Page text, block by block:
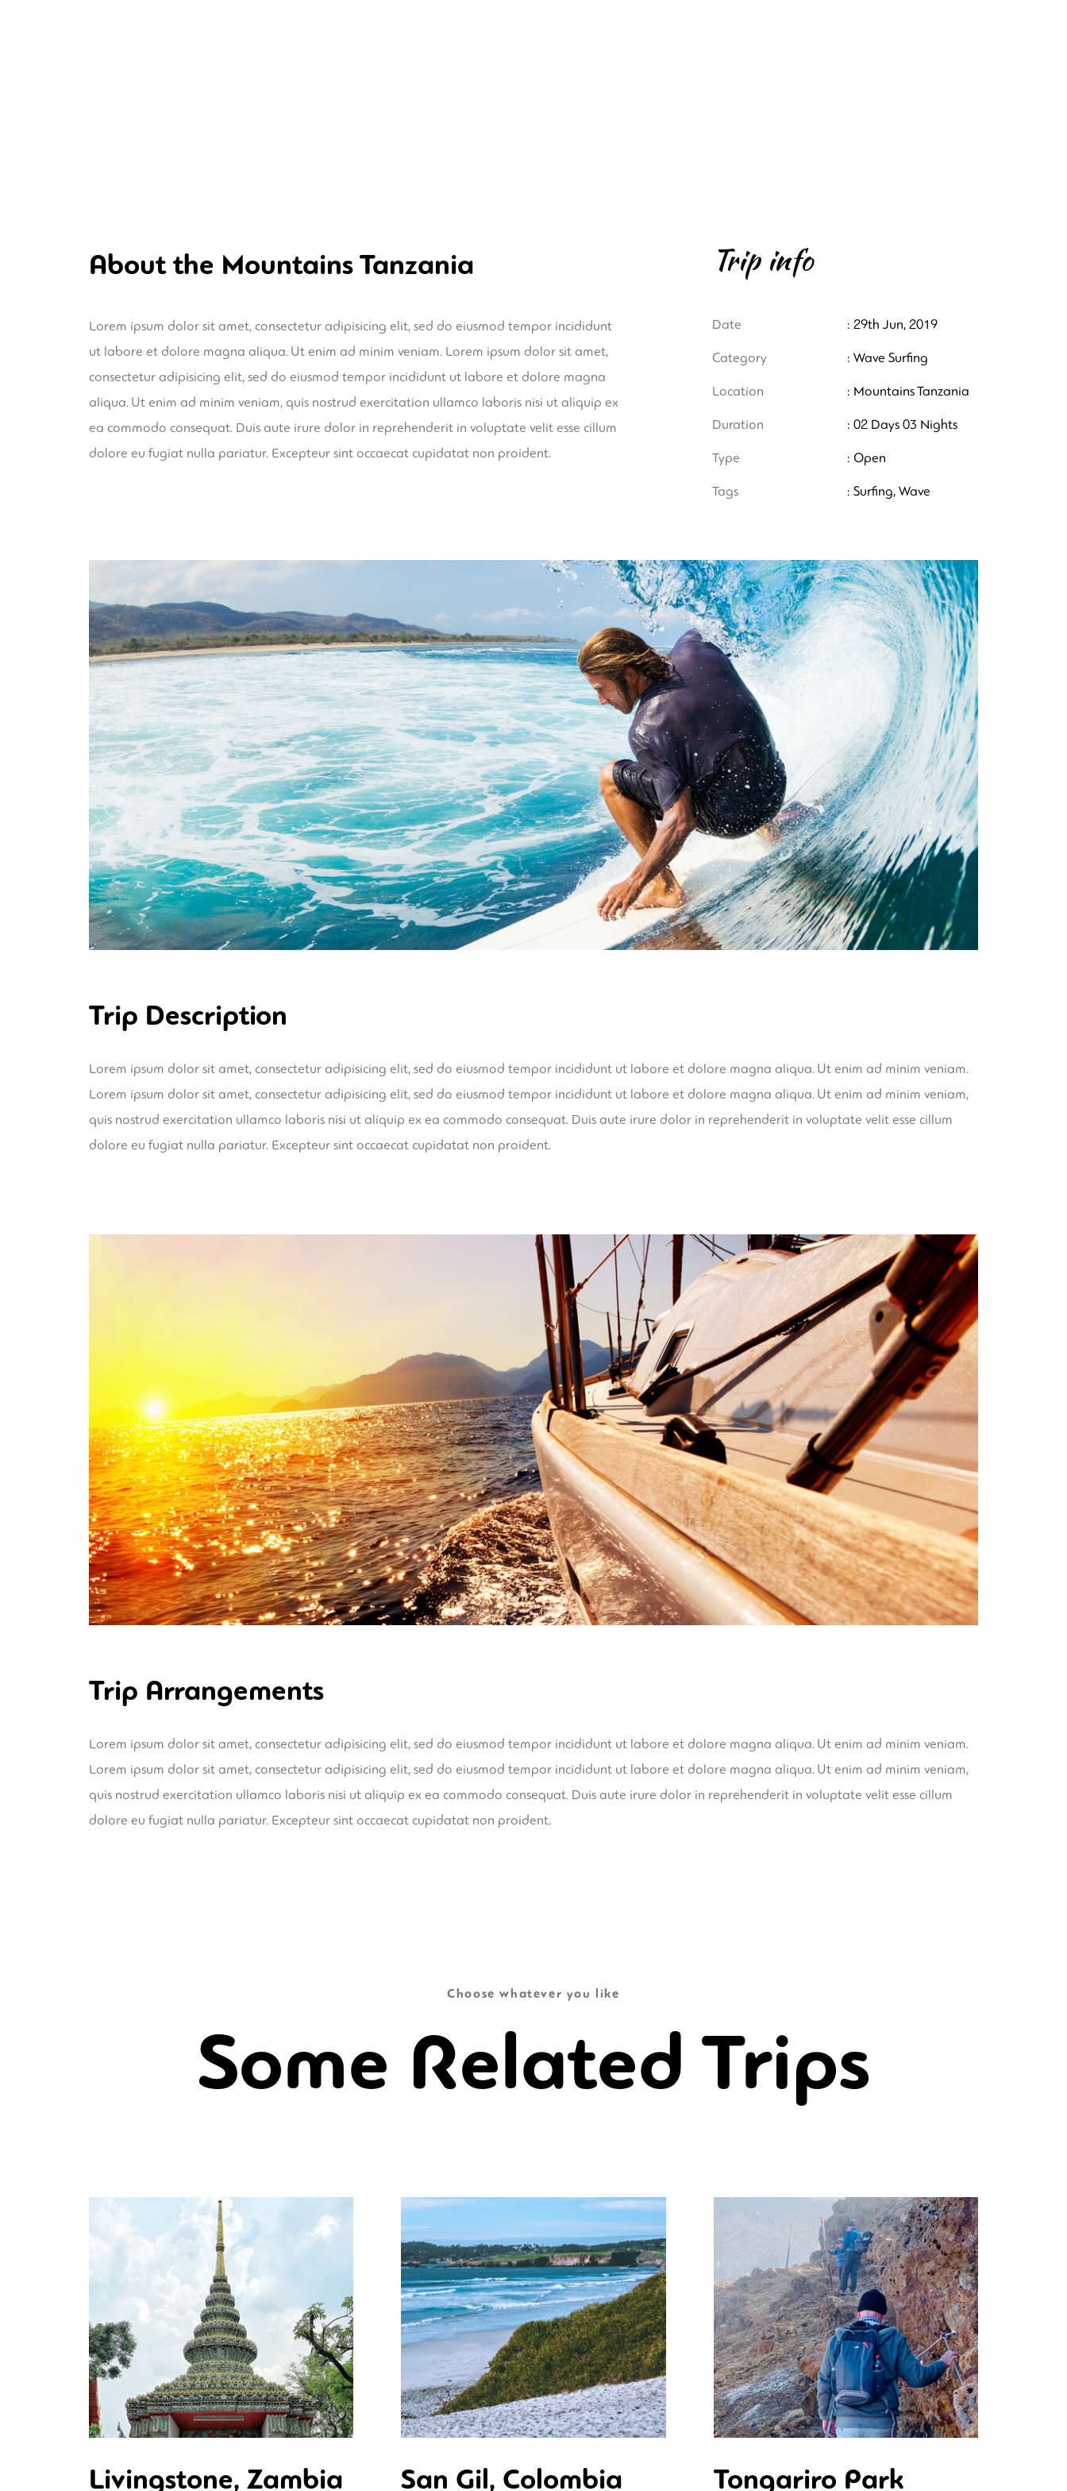
About the Mountains Tanzania
Lorem ipsum dolor sit amet, consectetur adipisicing elit, sed do eiusmod tempor incididunt
ut labore et dolore magna aliqua. Ut enim ad minim veniam. Lorem ipsum dolor sit amet,
consectetur adipisicing elit, sed do eiusmod tempor incididunt ut labore et dolore magna
aliqua. Ut enim ad minim veniam, quis nostrud exercitation ullamco laboris nisi ut aliquip ex
ea commodo consequat. Duis aute irure dolor in reprehenderit in voluptate velit esse cillum
dolore eu fugiat nulla pariatur. Excepteur sint occaecat cupidatat non proident.
Trip info
Date
: 29th Jun, 2019
Category
: Wave Surfing
Location
: Mountains Tanzania
Duration
: 02 Days 03 Nights
Type
: Open
Tags
: Surfing, Wave
Trip Description
Lorem ipsum dolor sit amet, consectetur adipisicing elit, sed do eiusmod tempor incididunt ut labore et dolore magna aliqua. Ut enim ad minim veniam.
Lorem ipsum dolor sit amet, consectetur adipisicing elit, sed do eiusmod tempor incididunt ut labore et dolore magna aliqua. Ut enim ad minim veniam,
quis nostrud exercitation ullamco laboris nisi ut aliquip ex ea commodo consequat. Duis aute irure dolor in reprehenderit in voluptate velit esse cillum
dolore eu fugiat nulla pariatur. Excepteur sint occaecat cupidatat non proident.
Trip Arrangements
Lorem ipsum dolor sit amet, consectetur adipisicing elit, sed do eiusmod tempor incididunt ut labore et dolore magna aliqua. Ut enim ad minim veniam.
Lorem ipsum dolor sit amet, consectetur adipisicing elit, sed do eiusmod tempor incididunt ut labore et dolore magna aliqua. Ut enim ad minim veniam,
quis nostrud exercitation ullamco laboris nisi ut aliquip ex ea commodo consequat. Duis aute irure dolor in reprehenderit in voluptate velit esse cillum
dolore eu fugiat nulla pariatur. Excepteur sint occaecat cupidatat non proident.
Choose whatever you like
Some Related Trips
Livingstone, Zambia San Gil, Colombia Tongariro Park